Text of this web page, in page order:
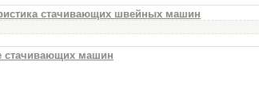
стачивающих швейных машин
стачивающих машин